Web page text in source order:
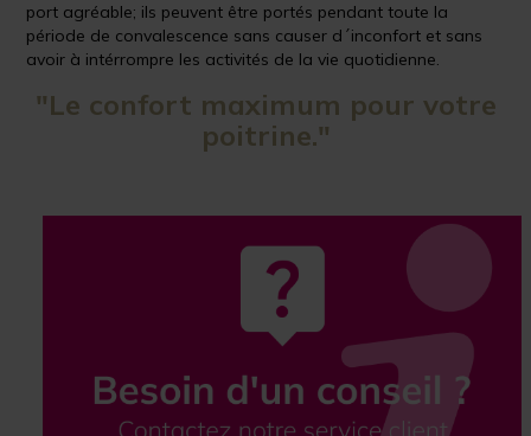
port agréable; ils peuvent être portés pendant toute la
période de convalescence sans causer d´inconfort et sans
avoir à intérrompre les activités de la vie quotidienne.
"Le confort maximum pour votre
poitrine."